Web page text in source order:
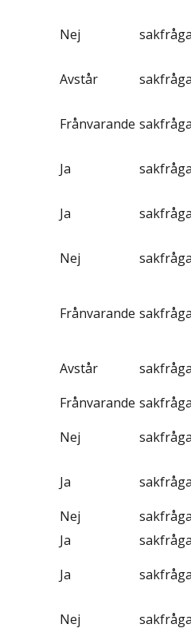
Nej
Avstår
Frånvarande
Ja
Ja
Nej
Frånvarande
Avstår
Frånvarande
Nej
Ja
Nej
Ja
Ja
Nej